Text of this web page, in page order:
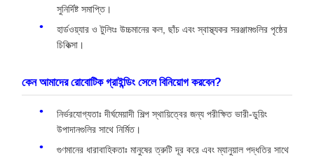
সুনির্দিষ্ট সমাপ্তি।
হার্ডওয়্যার ও টুলিংঃ উচ্চমানের কল, ছাঁচ এবং স্বাস্থ্যকর সরঞ্জামগুলির পৃষ্ঠের
চিকিত্সা।
কেন আমাদের রোবোটিক গ্রাইন্ডিং সেলে বিনিয়োগ করবেন?
নির্ভরযোগ্যতাঃ দীর্ঘমেয়াদী শিল্প স্থায়িত্বের জন্য পরীক্ষিত ভারী-ডুয়িং
উপাদানগুলির সাথে নির্মিত।
গুণমানের ধারাবাহিকতাঃ মানুষের ত্রুটি দূর করে এবং ম্যানুয়াল পদ্ধতির সাথে